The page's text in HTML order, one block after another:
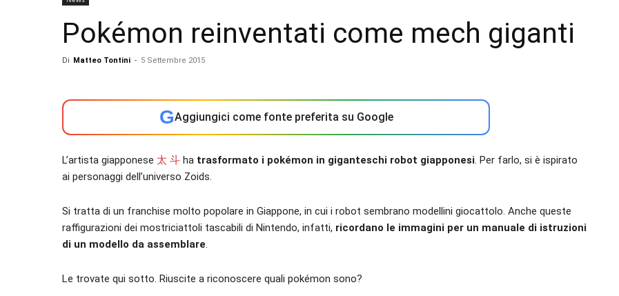
Pokémon reinventati come mech giganti
Di Matteo Tontini - 5 Settembre 2015
GAggiungici come fonte preferita su Google
L’artista giapponese 太 斗 ha trasformato i pokémon in giganteschi robot giapponesi. Per farlo, si è ispirato
ai personaggi dell’universo Zoids.
Si tratta di un franchise molto popolare in Giappone, in cui i robot sembrano modellini giocattolo. Anche queste
raffigurazioni dei mostriciattoli tascabili di Nintendo, infatti, ricordano le immagini per un manuale di istruzioni
di un modello da assemblare.
Le trovate qui sotto. Riuscite a riconoscere quali pokémon sono?